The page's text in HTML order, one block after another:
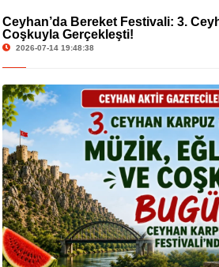
Ceyhan’da Bereket Festivali: 3.
Coşkuyla Gerçekleşti!
2026-07-14 19:48:38